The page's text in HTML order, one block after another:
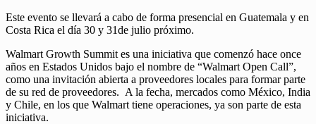
Este evento se llevará a cabo de forma presencial en Guatemala y en
Costa Rica el día 30 y 31de julio próximo.
Walmart Growth Summit es una iniciativa que comenzó hace once
años en Estados Unidos bajo el nombre de “Walmart Open Call”,
como una invitación abierta a proveedores locales para formar parte
de su red de proveedores. A la fecha, mercados como México, India
y Chile, en los que Walmart tiene operaciones, ya son parte de esta
iniciativa.